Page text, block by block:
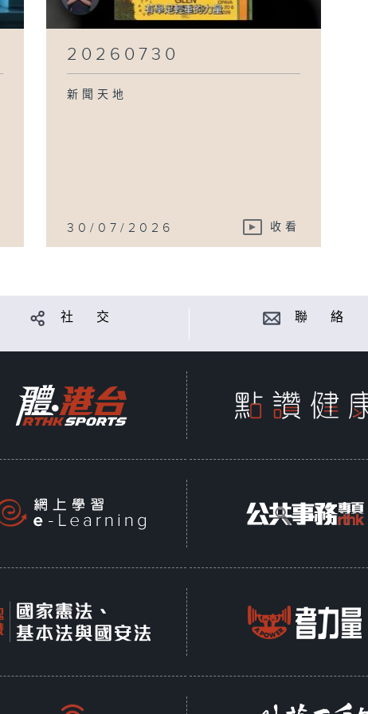
20260730
新聞天地
30/07/2026 收看
社 交 聯 絡